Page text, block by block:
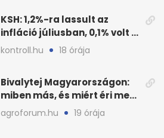
KSH: 1,2%-ra lassult az
infláció júliusban, 0,1% volt a
havi áresés
kontroll.hu 18 órája
Bivalytej Magyarországon:
miben más, és miért éri meg
feldolgozni?
agroforum.hu 19 órája